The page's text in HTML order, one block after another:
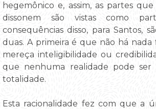
hegemônico e, assim, as partes
dissonem são vistas como
consequências disso, para Santos,
duas. A primeira é que não há
mereça inteligibilidade ou
que nenhuma realidade pode ser
totalidade.
Esta racionalidade fez com que a